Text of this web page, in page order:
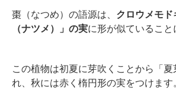
棗（なつめ）の語源は、 クロウメモ
（ナツメ）」の実に形が似ていること
この植物は初夏に芽吹くことから「夏
れ、秋には赤く楕円形の実をつけます。